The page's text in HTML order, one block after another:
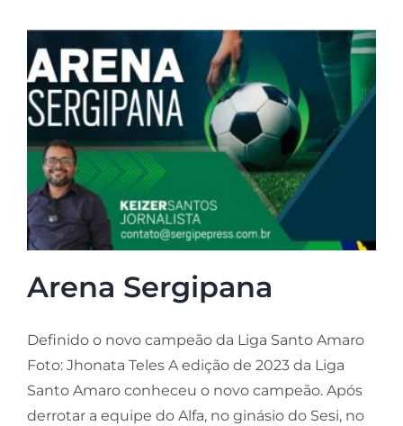
Arena Sergipana
Definido o novo campeão da Liga Santo Amaro
Foto: Jhonata Teles A edição de 2023 da Liga
Santo Amaro conheceu o novo campeão. Após
derrotar a equipe do Alfa, no ginásio do Sesi, no